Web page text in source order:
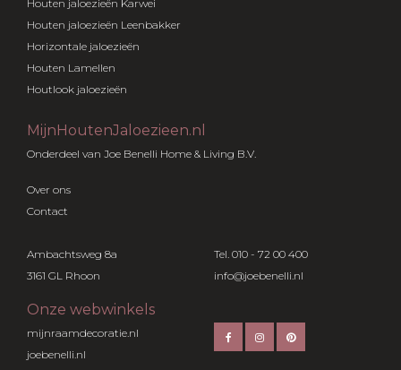
Houten jaloezieën Karwei
Houten jaloezieën Leenbakker
Horizontale jaloezieën
Houten Lamellen
Houtlook jaloezieën
MijnHoutenJaloezieen.nl
Onderdeel van Joe Benelli Home & Living B.V.
Over ons
Contact
Ambachtsweg 8a
3161 GL Rhoon
Tel. 010 - 72 00 400
info@joebenelli.nl
Onze webwinkels
mijnraamdecoratie.nl
joebenelli.nl